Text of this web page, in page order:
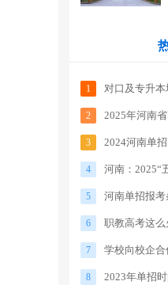
1 对口及专升本
2 2025年河南
3 2024河南单
分数线
4 河南：2025“
程来了
5 河南单招报
了！！
6 职教高考这
考？
7 学校向校企
实训费符合规定吗
8 2023年单招